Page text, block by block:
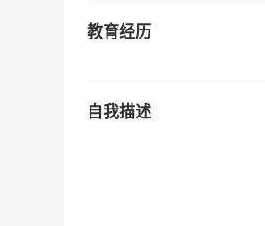
教育经历
自我描述